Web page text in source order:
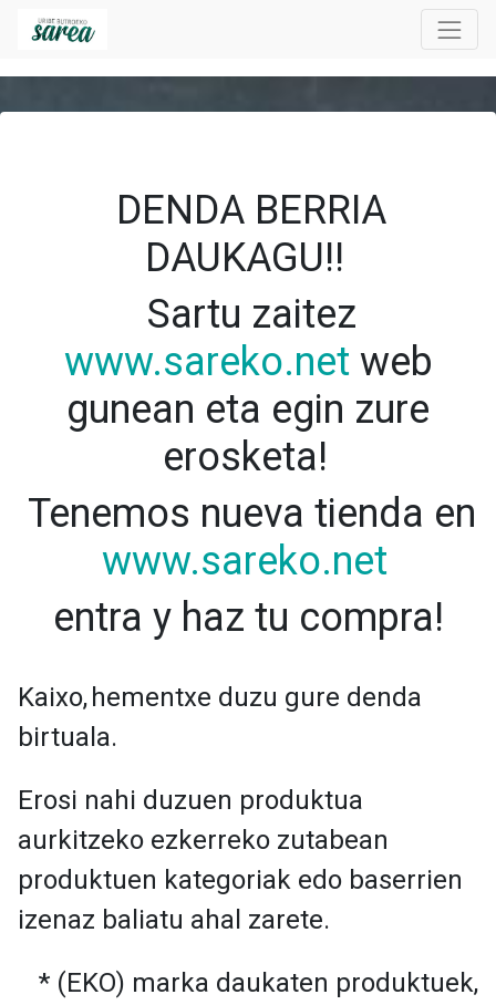
DENDA BERRIA
DAUKAGU!!
Sartu zaitez
www.sareko.net web
gunean eta egin zure
erosketa!
Tenemos nueva tienda en
www.sareko.net
entra y haz tu compra!
Kaixo, hementxe duzu gure denda
birtuala.
Erosi nahi duzuen produktua
aurkitzeko ezkerreko zutabean
produktuen kategoriak edo baserrien
izenaz baliatu ahal zarete.
* (EKO) marka daukaten produktuek,